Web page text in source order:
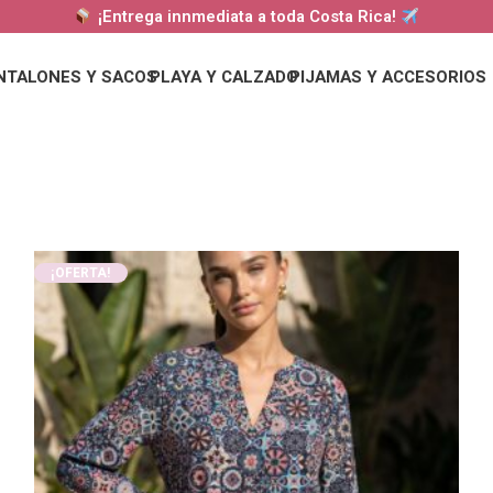
¡Entrega innmediata a toda Costa Rica!
Y SACOSPLAYA Y CALZADOPIJAMAS Y ACCESORIOS
¡OFERTA!